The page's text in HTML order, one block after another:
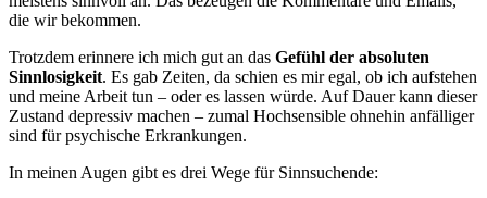
die wir bekommen.
Trotzdem erinnere ich mich gut an das Gefühl der absoluten
Sinnlosigkeit. Es gab Zeiten, da schien es mir egal, ob ich aufstehen
und meine Arbeit tun – oder es lassen würde. Auf Dauer kann dieser
Zustand depressiv machen – zumal Hochsensible ohnehin anfälliger
sind für psychische Erkrankungen.
In meinen Augen gibt es drei Wege für Sinnsuchende: